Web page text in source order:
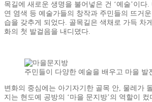
목길에 새로운 생명을 불어넣은 건 ‘예술’이다
연 염색 등 예술가들의 창작과 주민들의 뜨거
습을 갖추게 되었다. 골목길은 색채로 가득 차
화의 첫 발걸음을 내디뎠다.
주민들이 다양한 예술을 배우고 마을
변화의 중심에는 아기자기한 골목 안, 물레가
지는 현도예 공방의 ‘마을 문지방’의 역할이 컸